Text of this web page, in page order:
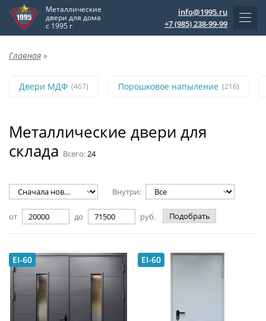
Металлические
двери для дома
с 1995 г
info@1995.ru
+7 (985) 238-99-99
Главная »
Двери МДФ (467) Порошковое напыление (216)
Металлические двери для
склада Всего:24
Внутри:
от до руб. Подобрать
EI-60 EI-60